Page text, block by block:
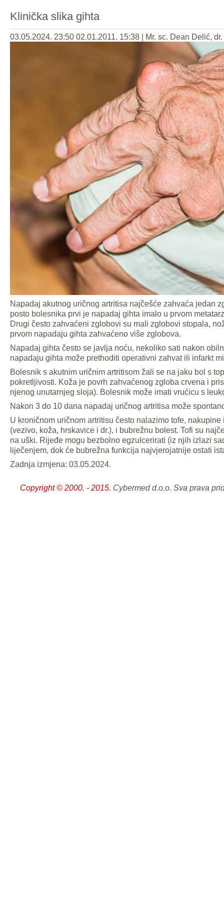
Klinička slika gihta
03.05.2024. 23:50 02.01.2011. 15:38 Mr. sc. Dean Delić,
Napadaj akutnog uričnog artritisa najčešće zahvaća jedan
posto bolesnika prvi je napadaj gihta imalo u prvom
Drugi često zahvaćeni zglobovi su mali zglobovi stopala,
prvom napadaju gihta zahvaćeno više zglobova.
Napadaj gihta često se javlja noću, nekoliko sati nakon
napadaju gihta može prethoditi operativni zahvat ili infarkt
Bolesnik s akutnim uričnim artritisom žali se na jaku bol s
pokretljivosti. Koža je povrh zahvaćenog zgloba crvena i
njenog unutarnjeg sloja). Bolesnik može imati vrućicu s
Nakon 3 do 10 dana napadaj uričnog artritisa može
U kroničnom uričnom artritisu često nalazimo tofe,
(vezivo, koža, hrskavice i dr.), i bubrežnu bolest. Tofi su
na uški. Rijeđe mogu bezbolno egzulcerirati (iz njih izlazi
liječenjem, dok će bubrežna funkcija najvjerojatnije ostati
Zadnja izmjena: 03.05.2024.
Copyright © 2000. - 2015. Cybermed d.o.o. Sva prava